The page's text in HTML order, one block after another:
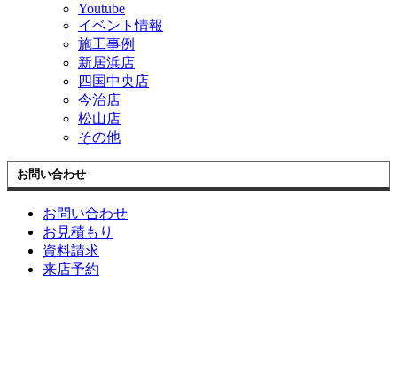
Youtube
イベント情報
施工事例
新居浜店
四国中央店
今治店
松山店
その他
お問い合わせ
お問い合わせ
お見積もり
資料請求
来店予約